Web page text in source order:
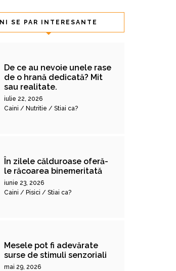
NI SE PAR INTERESANTE
De ce au nevoie unele rase
de o hrană dedicată? Mit
sau realitate.
iulie 22, 2026
Caini / Nutritie / Stiai ca?
În zilele călduroase oferă-
le răcoarea binemeritată
iunie 23, 2026
Caini / Pisici / Stiai ca?
Mesele pot fi adevărate
surse de stimuli senzoriali
mai 29, 2026